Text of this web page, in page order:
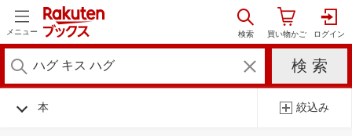
メニュー
本 絞込み